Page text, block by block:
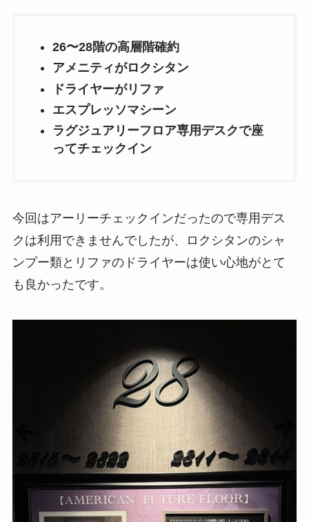
26〜28階の高層階確約
アメニティがロクシタン
ドライヤーがリファ
エスプレッソマシーン
ラグジュアリーフロア専用デスクで座
ってチェックイン
今回はアーリーチェックインだったので専用デス
クは利用できませんでしたが、ロクシタンのシャ
ンプー類とリファのドライヤーは使い心地がとて
も良かったです。